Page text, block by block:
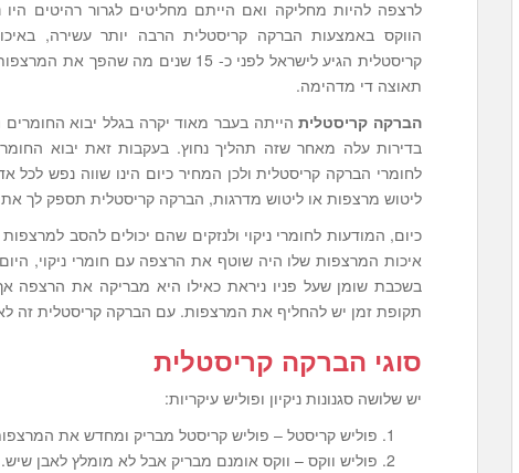
לרצפה להיות מחליקה ואם הייתם מחליטים לגרור רהיטים
הווקס באמצעות הברקה קריסטלית הרבה יותר עשירה,
קריסטלית הגיע לישראל לפני כ- 15
תאוצה די מדהימה.
הברקה קריסטליתהייתה בעבר מאוד יקרה בגלל יבוא החומרים
בדירות עלה מאחר שזה תהליך נחוץ. בעקבות זאת יבוא
לחומרי הברקה קריסטלית ולכן המחיר כיום הינו שווה נפש
ליטוש מרצפות או ליטוש מדרגות, הברקה קריסטלית תספק לך את
כיום, המודעות לחומרי ניקוי ולנזקים שהם יכולים להסב
איכות המרצפות שלו היה שוטף את הרצפה עם חומרי ניקוי,
בשכבת שומן שעל פניו ניראת כאילו היא מבריקה את
תקופת זמן יש להחליף את המרצפות. עם הברקה קריסטלית זה
סוגי הברקה קריסטלית
יש שלושה סגנונות ניקיון ופוליש עיקריות:
פוליש קריסטל – פוליש קריסטל מבריק ומחדש את
פוליש ווקס – ווקס אומנם מבריק אבל לא מומלץ לאבן